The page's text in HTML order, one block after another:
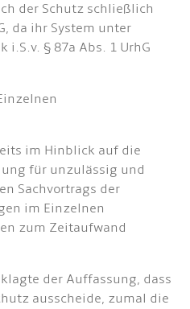
der Schutz schließlich
da ihr System unter
i.S.v. § 87a Abs. 1 UrhG
im Hinblick auf die
für unzulässig und
Sachvortrags der
im Einzelnen
zum Zeitaufwand
der Auffassung, dass
ausscheide, zumal die